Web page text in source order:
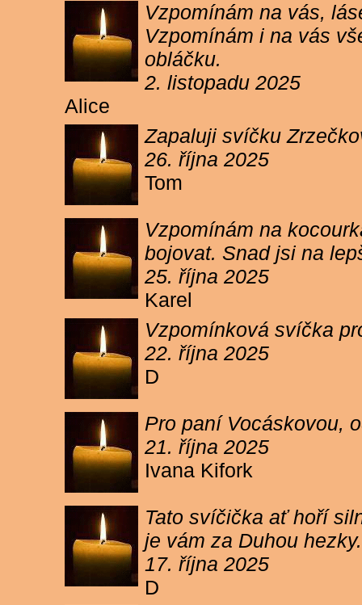
Vzpomínám na vás,
Vzpomínám i na vás
obláčku.
2. listopadu 2025
Alice
Zapaluji svíčku
26. října 2025
Tom
Vzpomínám na
bojovat. Snad jsi na
25. října 2025
Karel
Vzpomínková svíčka
22. října 2025
D
Pro paní Vocáskovou,
21. října 2025
Ivana Kifork
Tato svíčička ať hoří
je vám za Duhou
17. října 2025
D